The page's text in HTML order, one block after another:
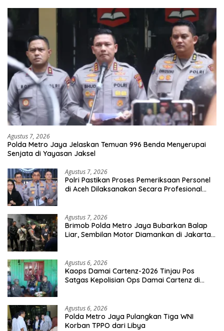
Agustus 7, 2026
Polda Metro Jaya Jelaskan Temuan 996 Benda Menyerupai
Senjata di Yayasan Jaksel
Agustus 7, 2026
Polri Pastikan Proses Pemeriksaan Personel
di Aceh Dilaksanakan Secara Profesional
Agustus 7, 2026
Brimob Polda Metro Jaya Bubarkan Balap
Liar, Sembilan Motor Diamankan di Jakarta
Agustus 6, 2026
Kaops Damai Cartenz-2026 Tinjau Pos
Satgas Kepolisian Ops Damai Cartenz di
Agustus 6, 2026
Polda Metro Jaya Pulangkan Tiga WNI
Korban TPPO dari Libya